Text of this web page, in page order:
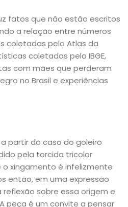
fatos que não estão escritos
a relação entre números
coletadas pelo Atlas da
coletadas pelo IBGE,
com mães que perderam
no Brasil e experiências
partir do caso do goleiro
pela torcida tricolor
o xingamento é infelizmente
então, em uma expressão
sobre essa origem e
peça é um convite a pensar